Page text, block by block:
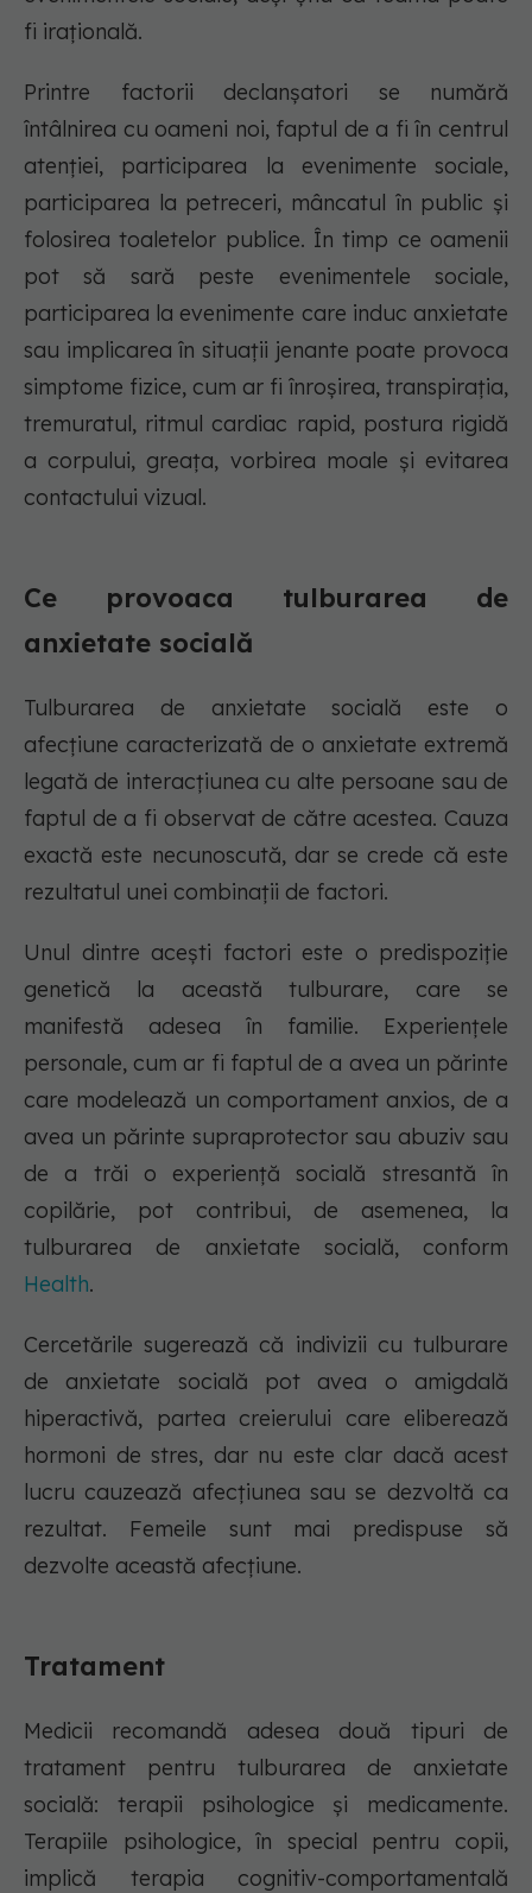
fi irațională.
Printre factorii declanșatori se numără
întâlnirea cu oameni noi, faptul de a fi în centrul
atenției, participarea la evenimente sociale,
participarea la petreceri, mâncatul în public și
folosirea toaletelor publice. În timp ce oamenii
pot să sară peste evenimentele sociale,
participarea la evenimente care induc anxietate
sau implicarea în situații jenante poate provoca
simptome fizice, cum ar fi înroșirea, transpirația,
tremuratul, ritmul cardiac rapid, postura rigidă
a corpului, greața, vorbirea moale și evitarea
contactului vizual.
Ce provoaca tulburarea de
anxietate socială
Tulburarea de anxietate socială este o
afecțiune caracterizată de o anxietate extremă
legată de interacțiunea cu alte persoane sau de
faptul de a fi observat de către acestea. Cauza
exactă este necunoscută, dar se crede că este
rezultatul unei combinații de factori.
Unul dintre acești factori este o predispoziție
genetică la această tulburare, care se
manifestă adesea în familie. Experiențele
personale, cum ar fi faptul de a avea un părinte
care modelează un comportament anxios, de a
avea un părinte supraprotector sau abuziv sau
de a trăi o experiență socială stresantă în
copilărie, pot contribui, de asemenea, la
tulburarea de anxietate socială, conform
Health.
Cercetările sugerează că indivizii cu tulburare
de anxietate socială pot avea o amigdală
hiperactivă, partea creierului care eliberează
hormoni de stres, dar nu este clar dacă acest
lucru cauzează afecțiunea sau se dezvoltă ca
rezultat. Femeile sunt mai predispuse să
dezvolte această afecțiune.
Tratament
Medicii recomandă adesea două tipuri de
tratament pentru tulburarea de anxietate
socială: terapii psihologice și medicamente.
Terapiile psihologice, în special pentru copii,
implică terapia cognitiv-comportamentală